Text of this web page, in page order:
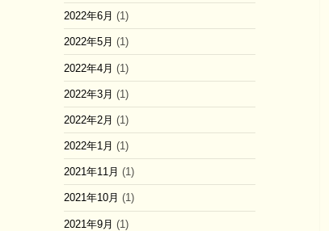
2022年6月 (1)
2022年5月 (1)
2022年4月 (1)
2022年3月 (1)
2022年2月 (1)
2022年1月 (1)
2021年11月 (1)
2021年10月 (1)
2021年9月 (1)